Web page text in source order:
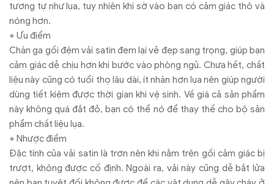
tương tự như lụa, tuy nhiên khi sờ vào bạn có cảm giác thô và
nóng hơn.
+ Ưu điểm
Chăn ga gối đệm vải satin đem lại vẻ đẹp sang trọng, giúp bạn
cảm giác dễ chịu hơn khi bước vào phòng ngủ. Chưa hết, chất
liệu này cũng có tuổi thọ lâu dài, ít nhăn hơn lụa nên giúp người
dùng tiết kiệm được thời gian khi vệ sinh. Về giá cả sản phẩm
này không quá đắt đỏ, bạn có thể nó để thay thế cho bộ sản
phẩm chất liệu lụa.
+ Nhược điểm
Đặc tính của vải satin là trơn nên khi nằm trên gối cảm giác bị
trượt, không được cố định. Ngoài ra, vải này cũng dễ bắt lửa